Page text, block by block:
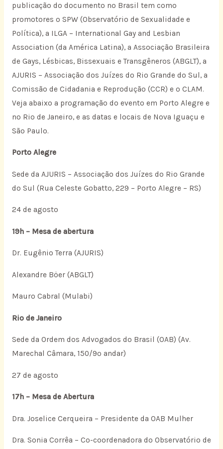
publicação do documento no Brasil tem como
promotores o SPW (Observatório de Sexualidade e
Política), a ILGA – International Gay and Lesbian
Association (da América Latina), a Associação Brasileira
de Gays, Lésbicas, Bissexuais e Transgêneros (ABGLT), a
AJURIS – Associação dos Juízes do Rio Grande do Sul, a
Comissão de Cidadania e Reprodução (CCR) e o CLAM.
Veja abaixo a programação do evento em Porto Alegre e
no Rio de Janeiro, e as datas e locais de Nova Iguaçu e
São Paulo.
Porto Alegre
Sede da AJURIS – Associação dos Juízes do Rio Grande
do Sul (Rua Celeste Gobatto, 229 – Porto Alegre – RS)
24 de agosto
19h – Mesa de abertura
Dr. Eugênio Terra (AJURIS)
Alexandre Böer (ABGLT)
Mauro Cabral (Mulabi)
Rio de Janeiro
Sede da Ordem dos Advogados do Brasil (OAB) (Av.
Marechal Câmara, 150/9º andar)
27 de agosto
17h – Mesa de Abertura
Dra. Joselice Cerqueira – Presidente da OAB Mulher
Dra. Sonia Corrêa – Co-coordenadora do Observatório de